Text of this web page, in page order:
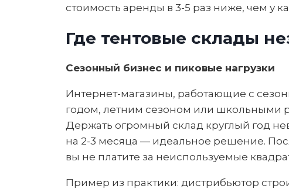
стоимость аренды в 3-5 раз ниже, чем у
Где тентовые склады
Сезонный бизнес и пиковые нагрузки
Интернет-магазины, работающие с
годом, летним сезоном или школьными
Держать огромный склад круглый год
на 2-3 месяца — идеальное решение.
вы не платите за неиспользуемые
Пример из практики: дистрибьютор